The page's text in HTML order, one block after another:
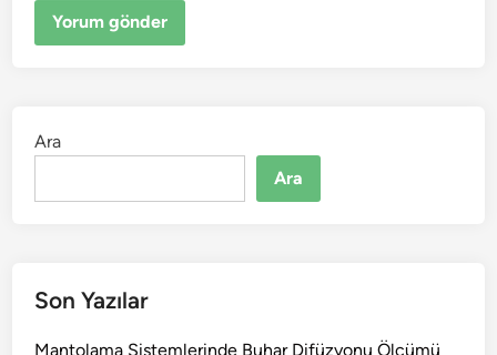
Ara
Ara
Son Yazılar
Mantolama Sistemlerinde Buhar Difüzyonu Ölçümü